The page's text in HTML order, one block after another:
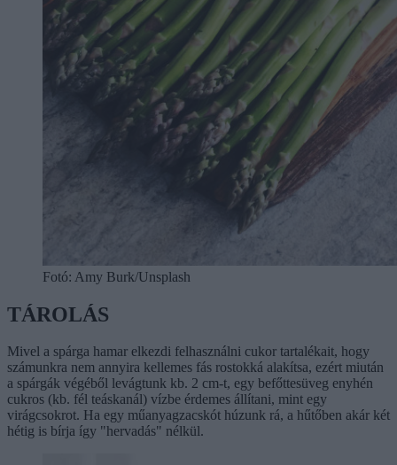
Fotó: Amy Burk/Unsplash
TÁROLÁS
Mivel a spárga hamar elkezdi felhasználni cukor tartalékait, hogy
számunkra nem annyira kellemes fás rostokká alakítsa, ezért miután
a spárgák végéből levágtunk kb. 2 cm-t, egy befőttesüveg enyhén
cukros (kb. fél teáskanál) vízbe érdemes állítani, mint egy
virágcsokrot. Ha egy műanyagzacskót húzunk rá, a hűtőben akár két
hétig is bírja így "hervadás" nélkül.